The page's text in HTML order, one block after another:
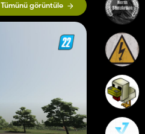
Tümünü görüntüle